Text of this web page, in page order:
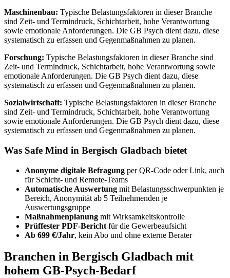
Maschinenbau: Typische Belastungsfaktoren in dieser Branche
sind Zeit- und Termindruck, Schichtarbeit, hohe Verantwortung
sowie emotionale Anforderungen. Die GB Psych dient dazu, diese
systematisch zu erfassen und Gegenmaßnahmen zu planen.
Forschung: Typische Belastungsfaktoren in dieser Branche sind
Zeit- und Termindruck, Schichtarbeit, hohe Verantwortung sowie
emotionale Anforderungen. Die GB Psych dient dazu, diese
systematisch zu erfassen und Gegenmaßnahmen zu planen.
Sozialwirtschaft: Typische Belastungsfaktoren in dieser Branche
sind Zeit- und Termindruck, Schichtarbeit, hohe Verantwortung
sowie emotionale Anforderungen. Die GB Psych dient dazu, diese
systematisch zu erfassen und Gegenmaßnahmen zu planen.
Was Safe Mind in Bergisch Gladbach bietet
Anonyme digitale Befragung per QR-Code oder Link, auch
für Schicht- und Remote-Teams
Automatische Auswertung mit Belastungsschwerpunkten je
Bereich, Anonymität ab 5 Teilnehmenden je
Auswertungsgruppe
Maßnahmenplanung mit Wirksamkeitskontrolle
Prüffester PDF-Bericht für die Gewerbeaufsicht
Ab 699 €/Jahr, kein Abo und ohne externe Berater
Branchen in Bergisch Gladbach mit
hohem GB-Psych-Bedarf